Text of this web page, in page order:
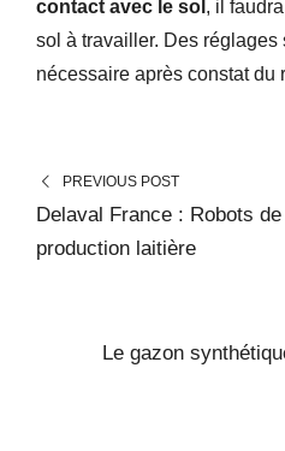
contact avec le sol , il
sol à travailler. Des
nécessaire après constat du
PREVIOUS POST
Delaval France : Robots
production laitière
Le gazon